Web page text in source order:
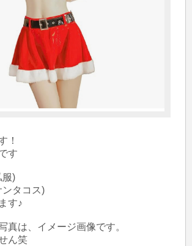
！
す
服)
ンタコス)
す♪
真は、イメージ画像です。
ん笑